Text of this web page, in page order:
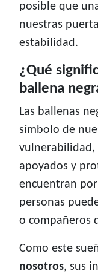
posible que
nuestras
estabilidad.
¿Qué
ballena
Las ballenas
símbolo de
vulnerabilidad,
apoyados y
encuentran
personas
o compañeros
Como este
nosotros, sus